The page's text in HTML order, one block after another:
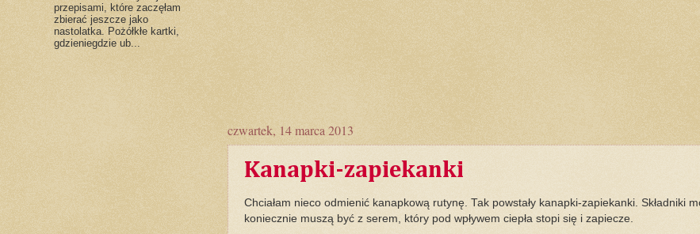
czwartek, 14 marca 2013
Kanapki-zapiekanki
Chciałam nieco odmienić kanapkową rutynę. Tak powstały kanapki-zapiekanki. Składniki
koniecznie muszą być z serem, który pod wpływem ciepła stopi się i zapiecze.
przepisami, które zaczęłam
zbierać jeszcze jako
nastolatka. Pożółkłe kartki,
gdzieniegdzie ub...